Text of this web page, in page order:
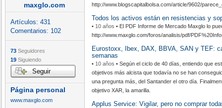
maxglo.com
Artículos: 431
Comentarios: 102
73 Seguidores
19 Siguiendo
Seguir
Página personal
www.maxglo.com
http://www.blogscapitalbolsa.com/article/9602/
Todos los activos están en resistencias y
• 10 años • El PDF Informe de Mercado Maxglo lo
http://www.maxglo.com/foros/analisis/pdf/
Eurostoxx, Ibex, DAX, BBVA, SAN y TEF:
semanas
• 10 años • Según el ciclo de 40 días, entiendo que
objetivos más alcista que todavía no se han
una pregunta más, del Santander el otro día.
objetivo XAR, la amarilla.
Applus Service: Vigilar, pero no comprar